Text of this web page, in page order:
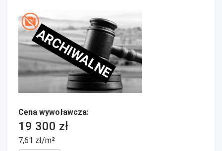
ARCHIWALNE
Cena wywoławcza:
19 300 zł
7,61 zł/m²